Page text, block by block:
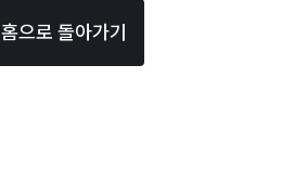
홈으로 돌아가기